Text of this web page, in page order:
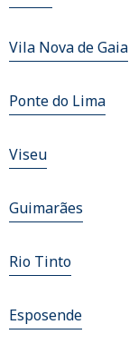
Vila Nova de Gaia
Ponte do Lima
Viseu
Guimarães
Rio Tinto
Esposende